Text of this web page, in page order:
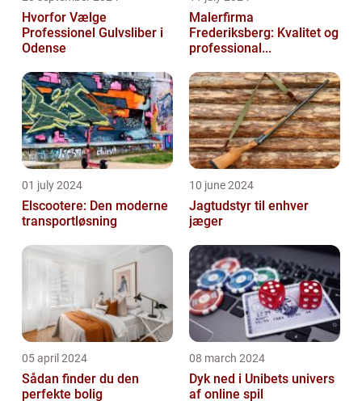
Hvorfor Vælge
Professionel Gulvsliber i
Odense
Malerfirma
Frederiksberg: Kvalitet og
professional...
01 july 2024
Elscootere: Den moderne
transportløsning
10 june 2024
Jagtudstyr til enhver
jæger
05 april 2024
Sådan finder du den
perfekte bolig
08 march 2024
Dyk ned i Unibets univers
af online spil